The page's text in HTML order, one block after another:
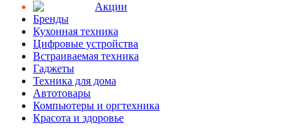
Aкции
Бренды
Кухонная техника
Цифровые устройства
Встраиваемая техника
Гаджеты
Техника для дома
Автотовары
Компьютеры и оргтехника
Красота и здоровье